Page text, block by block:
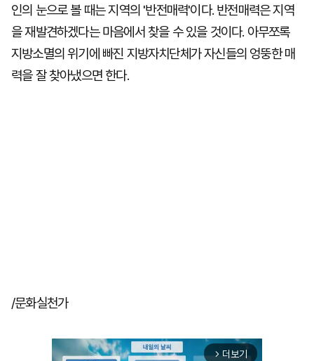
인의 눈으로 볼 때는 지역의 '반전매력'이다. 반전매력은 지역
을 재발견하겠다는 마음에서 찾을 수 있을 것이다. 아무쪼록
지방소멸의 위기에 빠진 지방자치단체가 자신들의 엉뚱한 매
력을 잘 찾아냈으면 한다.
/문화실천가
arrow_forward_ios 더보기